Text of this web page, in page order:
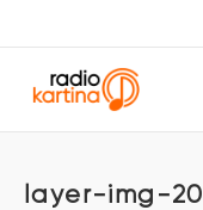
layer-img-20